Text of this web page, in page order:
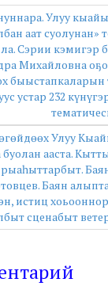
Улуу
аат
Сэрии кэмигэр
Михайловна
устар 232
Улуу
буолан ааста.
Баян
истиц
сценабыт